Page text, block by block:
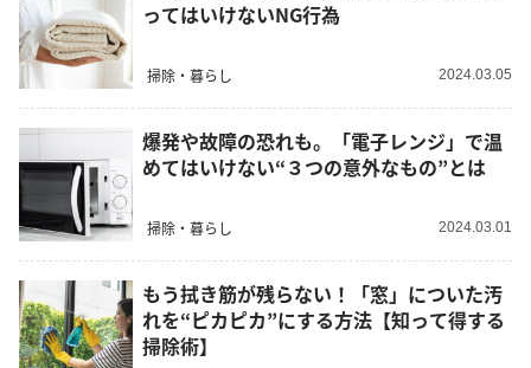
ってはいけないNG行為
掃除・暮らし 2024.03.05
爆発や故障の恐れも。「電子レンジ」で温
めてはいけない“３つの意外なもの”とは
掃除・暮らし 2024.03.01
もう拭き筋が残らない！「窓」についた汚
れを“ピカピカ”にする方法【知って得する
掃除術】